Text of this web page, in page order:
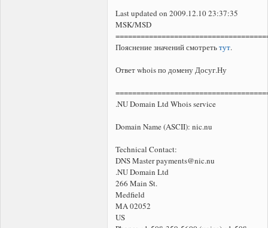
Last updated on 2009.12.10 23:37:35
MSK/MSD
Пояснение значений смотретьтут.
Ответ whois по домену Досуг.Ну
.NU Domain Ltd Whois service
Domain Name (ASCII): nic.nu
Technical Contact:
DNS Master payments@nic.nu
.NU Domain Ltd
266 Main St.
Medfield
MA 02052
US